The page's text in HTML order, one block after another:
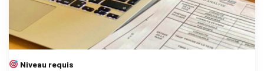
Niveau requis